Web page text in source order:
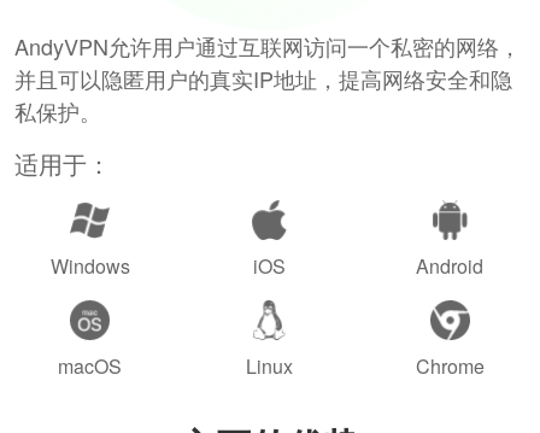
AndyVPN允许用户通过互联网访问一个私密的网络，
并且可以隐匿用户的真实IP地址，提高网络安全和隐
私保护。
适用于：
Windows iOS Android
macOS Linux Chrome